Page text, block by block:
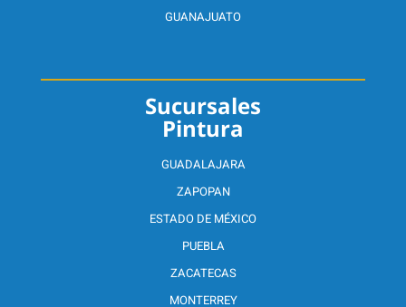
Sucursales
Pintura
GUADALAJARA
ZAPOPAN
ESTADO DE MÉXICO
PUEBLA
ZACATECAS
MONTERREY
GUANAJUATO